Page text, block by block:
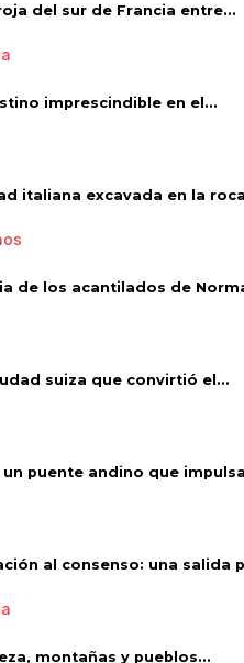
del sur de Francia entre...
imprescindible en el...
italiana excavada en la
de los acantilados de
suiza que convirtió el...
un puente andino que
al consenso: una salida
montañas y pueblos...